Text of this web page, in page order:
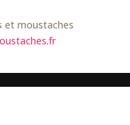
et moustaches